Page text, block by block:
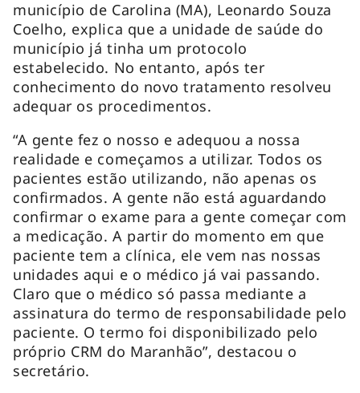
município de Carolina (MA), Leonardo Souza
Coelho, explica que a unidade de saúde do
município já tinha um protocolo
estabelecido. No entanto, após ter
conhecimento do novo tratamento resolveu
adequar os procedimentos.
“A gente fez o nosso e adequou a nossa
realidade e começamos a utilizar. Todos os
pacientes estão utilizando, não apenas os
confirmados. A gente não está aguardando
confirmar o exame para a gente começar com
a medicação. A partir do momento em que
paciente tem a clínica, ele vem nas nossas
unidades aqui e o médico já vai passando.
Claro que o médico só passa mediante a
assinatura do termo de responsabilidade pelo
paciente. O termo foi disponibilizado pelo
próprio CRM do Maranhão”, destacou o
secretário.